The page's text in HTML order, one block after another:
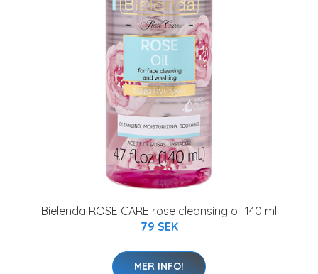
Bielenda ROSE CARE rose cleansing oil 140 ml
79 SEK
MER INFO!